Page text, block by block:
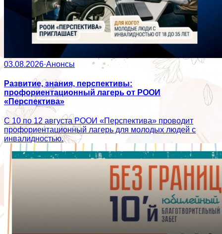
03.08.2026·Анонсы
Развитие, знания, перспективы:
профориентационный лагерь от РООИ
«Перспектива»
С 10 по 12 августа РООИ «Перспектива» проводит
профориентационный лагерь для молодых людей с
инвалидностью.